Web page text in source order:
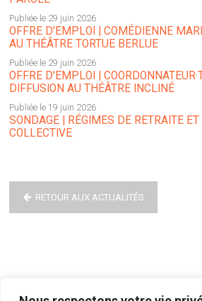
Publiée le 29 juin 2026
OFFRE D'EMPLOI | COMÉDIENNE
AU THÉÂTRE TORTUE BERLUE
Publiée le 29 juin 2026
OFFRE D'EMPLOI |
DIFFUSION AU THÉÂTRE INCLINÉ
Publiée le 19 juin 2026
SONDAGE | RÉGIMES DE RETRAITE
COLLECTIVE
RETOUR AUX ACTUALITÉS